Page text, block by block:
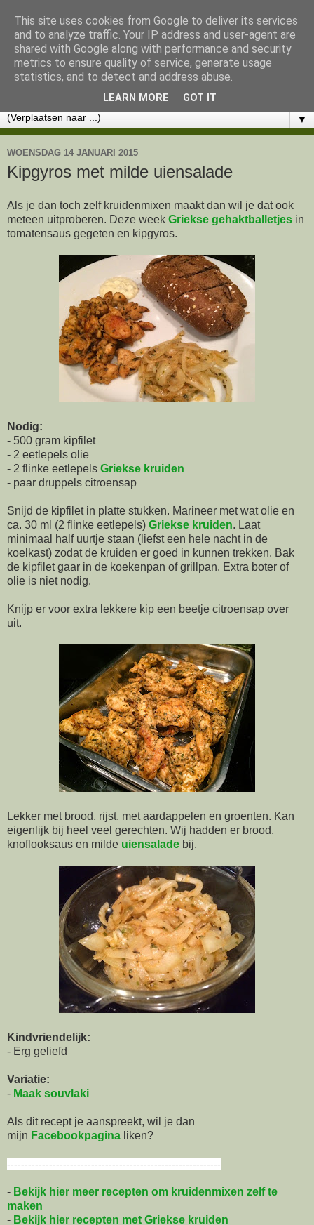
Lekker eten met Marlon
KOOKWORKSHOPS - CHOCOLADE WORKSHOPS -
CATERING - RECEPTEN
▼
WOENSDAG 14 JANUARI 2015
Kipgyros met milde uiensalade
Als je dan toch zelf kruidenmixen maakt dan wil je dat ook
meteen uitproberen. Deze week Griekse gehaktballetjes in
tomatensaus gegeten en kipgyros.
Nodig:
- 500 gram kipfilet
- 2 eetlepels olie
- 2 flinke eetlepels Griekse kruiden
- paar druppels citroensap
Snijd de kipfilet in platte stukken. Marineer met wat olie en
ca. 30 ml (2 flinke eetlepels) Griekse kruiden. Laat
minimaal half uurtje staan (liefst een hele nacht in de
koelkast) zodat de kruiden er goed in kunnen trekken. Bak
de kipfilet gaar in de koekenpan of grillpan. Extra boter of
olie is niet nodig.
Knijp er voor extra lekkere kip een beetje citroensap over
uit.
Lekker met brood, rijst, met aardappelen en groenten. Kan
eigenlijk bij heel veel gerechten. Wij hadden er brood,
knoflooksaus en milde uiensalade bij.
Kindvriendelijk:
- Erg geliefd
Variatie:
- Maak souvlaki
Als dit recept je aanspreekt, wil je dan
mijn Facebookpagina liken?
-------------------------------------------------------------
- Bekijk hier meer recepten om kruidenmixen zelf te
maken
- Bekijk hier recepten met Griekse kruiden
This site uses cookies from Google to deliver its services
and to analyze traffic. Your IP address and user-agent are
shared with Google along with performance and security
metrics to ensure quality of service, generate usage
statistics, and to detect and address abuse.
LEARN MORE GOT IT